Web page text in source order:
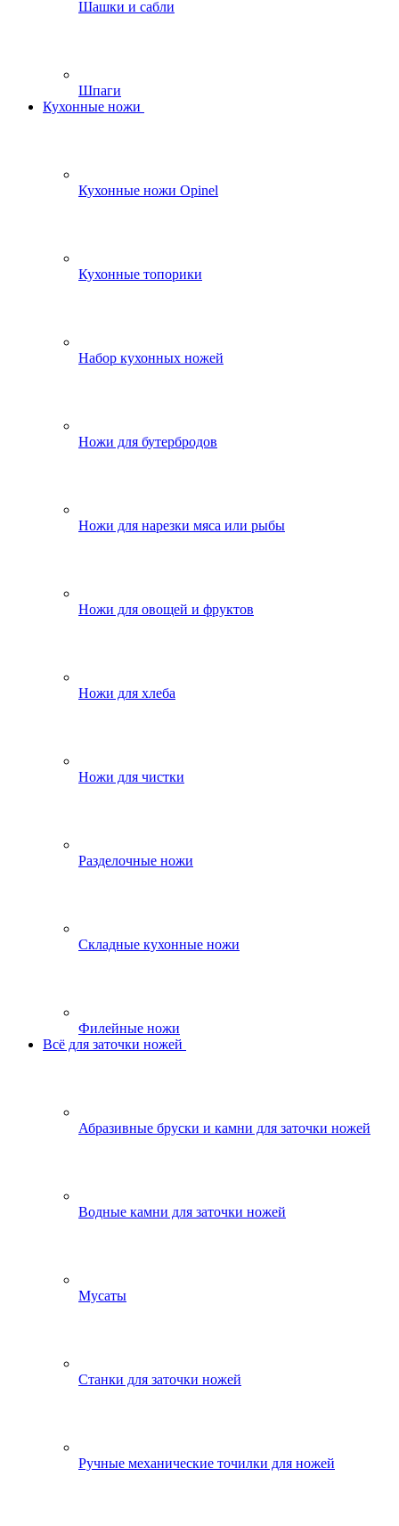
Шашки и сабли
Шпаги
Кухонные ножи
Кухонные ножи Opinel
Кухонные топорики
Набор кухонных ножей
Ножи для бутербродов
Ножи для нарезки мяса или рыбы
Ножи для овощей и фруктов
Ножи для хлеба
Ножи для чистки
Разделочные ножи
Складные кухонные ножи
Филейные ножи
Всё для заточки ножей
Абразивные бруски и камни для заточки ножей
Водные камни для заточки ножей
Мусаты
Станки для заточки ножей
Ручные механические точилки для ножей